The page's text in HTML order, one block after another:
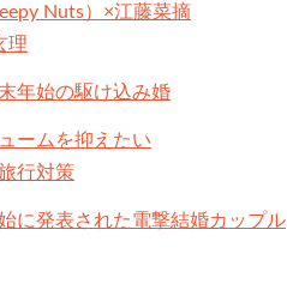
Nuts）×江藤菜摘
理
年始の駆け込み婚
ームを抑えたい
行対策
に発表された電撃結婚カップル